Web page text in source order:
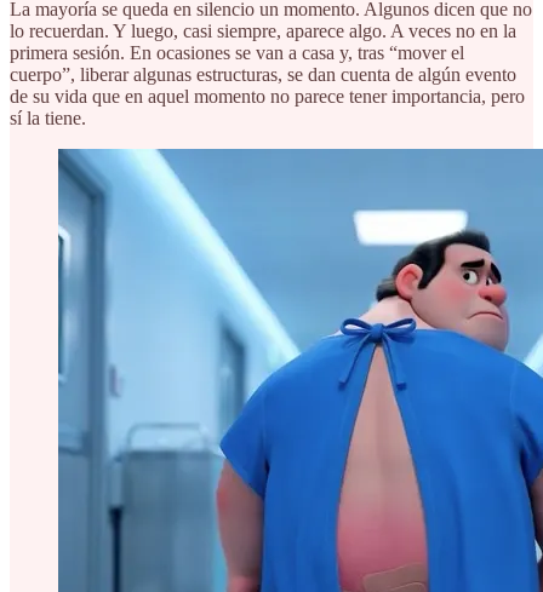
La mayoría se queda en silencio un momento. Algunos dicen que no
lo recuerdan. Y luego, casi siempre, aparece algo. A veces no en la
primera sesión. En ocasiones se van a casa y, tras “mover el
cuerpo”, liberar algunas estructuras, se dan cuenta de algún evento
de su vida que en aquel momento no parece tener importancia, pero
sí la tiene.